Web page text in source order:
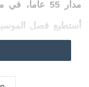
أستطيع فصل